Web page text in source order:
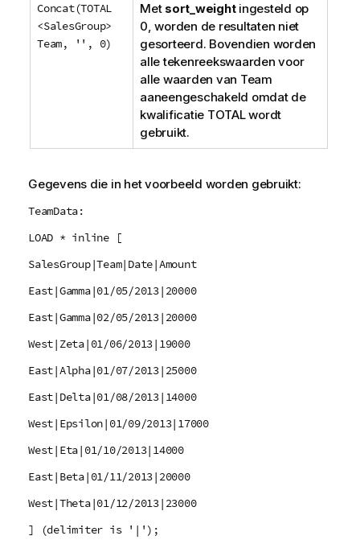
Concat(TOTAL
<SalesGroup>
Team, '', 0)
Met sort_weightingesteld op
0, worden de resultaten niet
gesorteerd. Bovendien worden
alle tekenreekswaarden voor
alle waarden van Team
aaneengeschakeld omdat de
kwalificatie TOTALwordt
gebruikt.
Gegevens die in het voorbeeld worden gebruikt:
TeamData:
LOAD * inline [
SalesGroup|Team|Date|Amount
East|Gamma|01/05/2013|20000
East|Gamma|02/05/2013|20000
West|Zeta|01/06/2013|19000
East|Alpha|01/07/2013|25000
East|Delta|01/08/2013|14000
West|Epsilon|01/09/2013|17000
West|Eta|01/10/2013|14000
East|Beta|01/11/2013|20000
West|Theta|01/12/2013|23000
] (delimiter is '|');